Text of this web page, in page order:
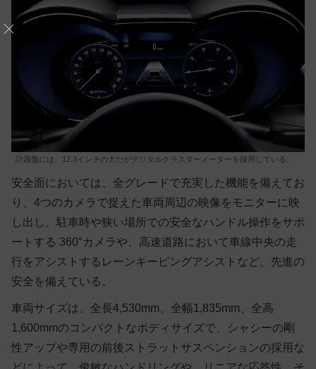
計器盤には、12.3インチの大だがデジタルクラスターメーターを採用している。
安全面においては、全グレードで充実した機能を備えてお
り、4つのカメラで捉えた車両周辺の映像をモニターに映
し出し、駐車時や狭い場所での安全なハンドル操作をサポ
ートする 360°カメラや、高速道路において車線中央の走
行をアシストするレーンキーピングアシストなど、先進の
安全を備えている。
車両サイズは、全長4,530mm、全幅1,835mm、全高
1,600mmのコンパクトなボディサイズで、シャシーの剛
性アップや専用の前後ストラットサスペンションの採用な